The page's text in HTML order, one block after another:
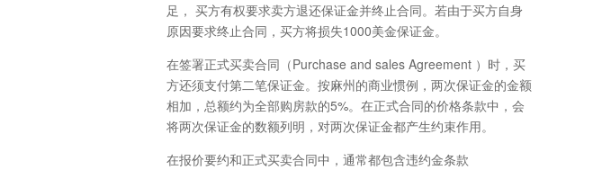
足， 买方有权要求卖方退还保证金并终止合同。若由于买方自身
原因要求终止合同，买方将损失1000美金保证金。
在签署正式买卖合同（Purchase and sales Agreement ）时，买
方还须支付第二笔保证金。按麻州的商业惯例，两次保证金的金额
相加，总额约为全部购房款的5%。在正式合同的价格条款中，会
将两次保证金的数额列明，对两次保证金都产生约束作用。
在报价要约和正式买卖合同中，通常都包含违约金条款